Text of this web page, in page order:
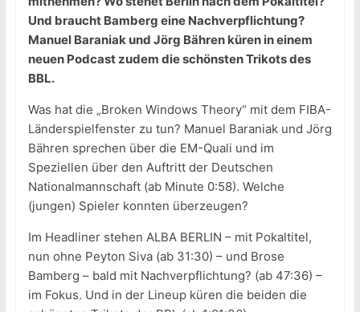
Und braucht Bamberg eine Nachverpflichtung?
Manuel Baraniak und Jörg Bähren küren in einem
neuen Podcast zudem die schönsten Trikots des
BBL.
Was hat die „Broken Windows Theory“ mit dem FIBA-
Länderspielfenster zu tun? Manuel Baraniak und Jörg
Bähren sprechen über die EM-Quali und im
Speziellen über den Auftritt der Deutschen
Nationalmannschaft (ab Minute 0:58). Welche
(jungen) Spieler konnten überzeugen?
Im Headliner stehen ALBA BERLIN – mit Pokaltitel,
nun ohne Peyton Siva (ab 31:30) – und Brose
Bamberg – bald mit Nachverpflichtung? (ab 47:36) –
im Fokus. Und in der Lineup küren die beiden die